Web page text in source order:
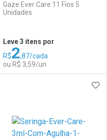
Comprar sem Desconto
Por R$ 91,99/cada
Comprar sem Desconto
Por R$ 91,99/cada
Gaze Ever Care 11 Fios 5
Unidades
Leve 3 itens por
R$2,87/cada
ou R$ 3,59/un
Laboratório
Por Menos
AOS FAVORITOS